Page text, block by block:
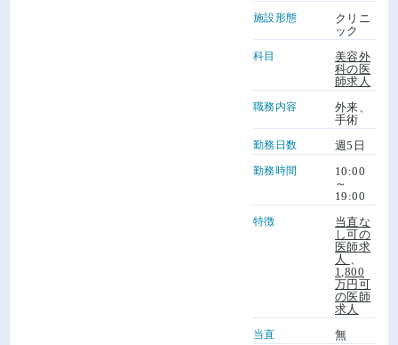
施設形態
クリニ
ック
科目
美容外
科の医
師求人
職務内容
外来、
手術
勤務日数 週5日
勤務時間
10:00
～
19:00
特徴
当直な
し可の
医師求
人
1,800
万円可
の医師
求人
当直 無